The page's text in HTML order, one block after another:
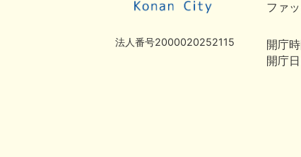
法人番号2000020252115
ファ
開庁
開庁